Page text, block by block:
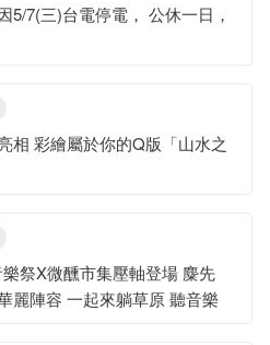
5/7(三)台電停電， 公休一日，
相 彩繪屬於你的Q版「山水之
祭X微醺市集壓軸登場 麋先
麗陣容 一起來躺草原 聽音樂